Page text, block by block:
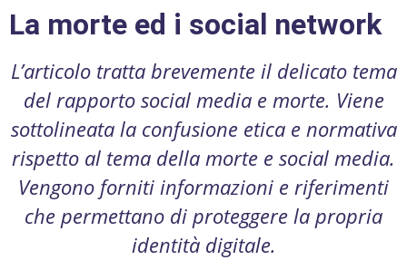
La morte ed i social network
L’articolo tratta brevemente il delicato tema
del rapporto social media e morte. Viene
sottolineata la confusione etica e normativa
rispetto al tema della morte e social media.
Vengono forniti informazioni e riferimenti
che permettano di proteggere la propria
identità digitale.